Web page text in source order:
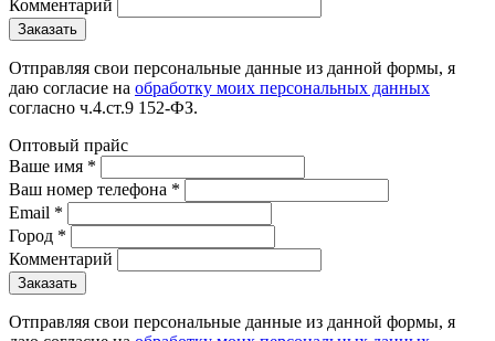
Комментарий
Отправляя свои персональные данные из данной формы, я
даю согласие на обработку моих персональных данных
согласно ч.4.ст.9 152-ФЗ.
Оптовый прайс
Ваше имя *
Ваш номер телефона *
Email *
Город *
Комментарий
Отправляя свои персональные данные из данной формы, я